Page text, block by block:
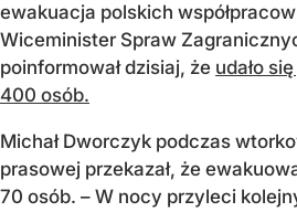
ewakuacja polskich
Wiceminister Spraw
poinformował dzisiaj, że udało
400 osób.
Michał Dworczyk podczas
prasowej przekazał, że
70 osób. – W nocy przyleci